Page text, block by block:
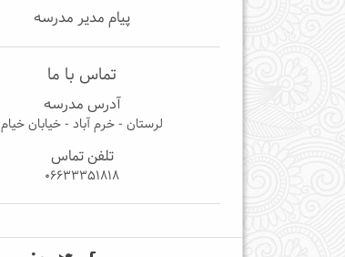
پیام مدیر مدرسه
تماس با ما
آدرس مدرسه
لرستان - خرم آباد - خیابان خیام
تلفن تماس
06633351818